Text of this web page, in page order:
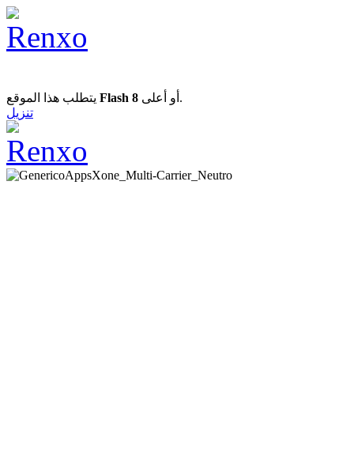
Flash 8
أو أعلى.
تنزيل